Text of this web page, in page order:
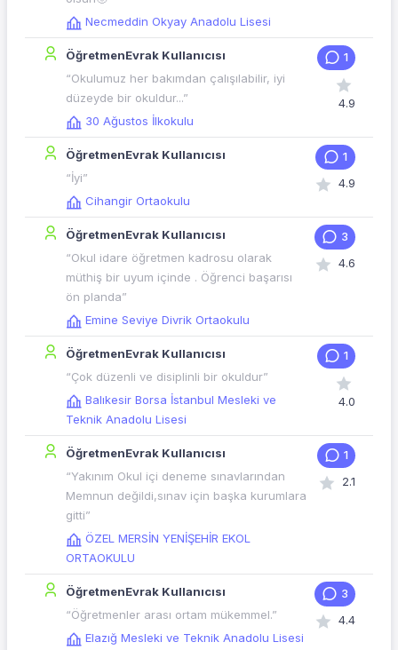
Necmeddin Okyay Anadolu Lisesi
ÖğretmenEvrak Kullanıcısı
“Okulumuz her bakımdan çalışılabilir, iyi
düzeyde bir okuldur...”
30 Ağustos İlkokulu
1
4.9
ÖğretmenEvrak Kullanıcısı
“İyi”
Cihangir Ortaokulu
1
4.9
ÖğretmenEvrak Kullanıcısı
“Okul idare öğretmen kadrosu olarak
müthiş bir uyum içinde . Öğrenci başarısı
ön planda”
Emine Seviye Divrik Ortaokulu
3
4.6
ÖğretmenEvrak Kullanıcısı
“Çok düzenli ve disiplinli bir okuldur”
Balıkesir Borsa İstanbul Mesleki ve
Teknik Anadolu Lisesi
1
4.0
ÖğretmenEvrak Kullanıcısı
“Yakınım Okul içi deneme sınavlarından
Memnun değildi,sınav için başka kurumlara
gitti”
ÖZEL MERSİN YENİŞEHİR EKOL
ORTAOKULU
1
2.1
ÖğretmenEvrak Kullanıcısı
“Öğretmenler arası ortam mükemmel.”
Elazığ Mesleki ve Teknik Anadolu Lisesi
3
4.4